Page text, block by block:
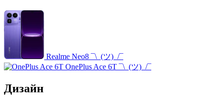
Realme Neo8 ¯\_(ツ)_/¯
OnePlus Ace 6T ¯\_(ツ)_/¯
Дизайн